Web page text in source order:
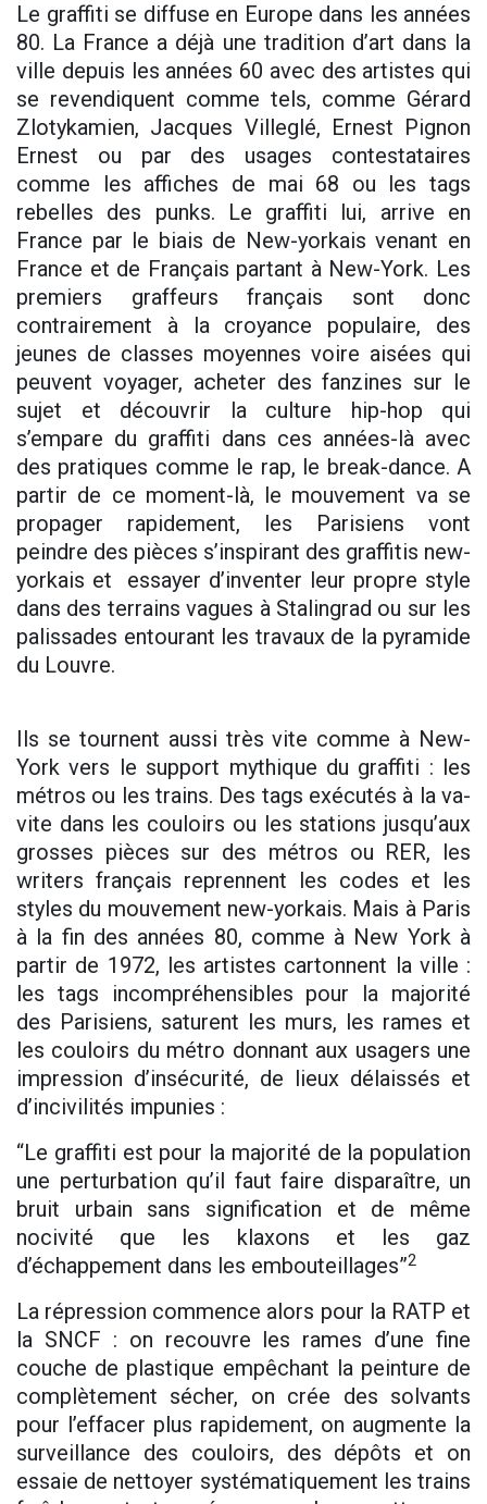
Le graffiti se diffuse en Europe dans les années
80. La France a déjà une tradition d’art dans la
ville depuis les années 60 avec des artistes qui
se revendiquent comme tels, comme Gérard
Zlotykamien, Jacques Villeglé, Ernest Pignon
Ernest ou par des usages contestataires
comme les affiches de mai 68 ou les tags
rebelles des punks. Le graffiti lui, arrive en
France par le biais de New-yorkais venant en
France et de Français partant à New-York. Les
premiers graffeurs français sont donc
contrairement à la croyance populaire, des
jeunes de classes moyennes voire aisées qui
peuvent voyager, acheter des fanzines sur le
sujet et découvrir la culture hip-hop qui
s’empare du graffiti dans ces années-là avec
des pratiques comme le rap, le break-dance. A
partir de ce moment-là, le mouvement va se
propager rapidement, les Parisiens vont
peindre des pièces s’inspirant des graffitis new-
yorkais et essayer d’inventer leur propre style
dans des terrains vagues à Stalingrad ou sur les
palissades entourant les travaux de la pyramide
du Louvre.
Ils se tournent aussi très vite comme à New-
York vers le support mythique du graffiti : les
métros ou les trains. Des tags exécutés à la va-
vite dans les couloirs ou les stations jusqu’aux
grosses pièces sur des métros ou RER, les
writers français reprennent les codes et les
styles du mouvement new-yorkais. Mais à Paris
à la fin des années 80, comme à New York à
partir de 1972, les artistes cartonnent la ville :
les tags incompréhensibles pour la majorité
des Parisiens, saturent les murs, les rames et
les couloirs du métro donnant aux usagers une
impression d’insécurité, de lieux délaissés et
d’incivilités impunies :
“Le graffiti est pour la majorité de la population
une perturbation qu’il faut faire disparaître, un
bruit urbain sans signification et de même
nocivité que les klaxons et les gaz
d’échappement dans les embouteillages”2
La répression commence alors pour la RATP et
la SNCF : on recouvre les rames d’une fine
couche de plastique empêchant la peinture de
complètement sécher, on crée des solvants
pour l’effacer plus rapidement, on augmente la
surveillance des couloirs, des dépôts et on
essaie de nettoyer systématiquement les trains